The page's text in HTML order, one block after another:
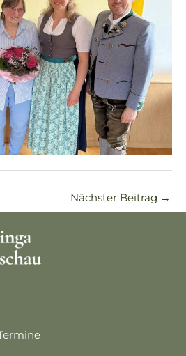
Nächster Beitrag →